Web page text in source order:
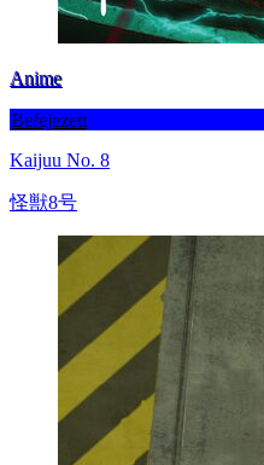
Anime
Befejezett
Kaijuu No. 8
怪獣8号